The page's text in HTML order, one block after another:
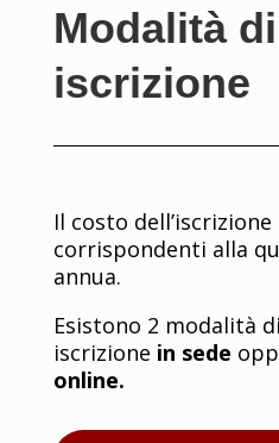
Modalità di
iscrizione
Il costo dell’iscrizione
corrispondenti alla
annua.
Esistono 2 modalità
iscrizione in sede
online.